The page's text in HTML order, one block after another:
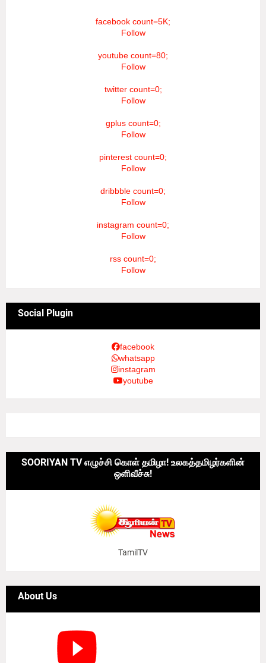
facebook count=5K;
Follow
youtube count=80;
Follow
twitter count=0;
Follow
gplus count=0;
Follow
pinterest count=0;
Follow
dribbble count=0;
Follow
instagram count=0;
Follow
rss count=0;
Follow
Social Plugin
facebook
whatsapp
instagram
youtube
SOORIYAN TV எழுச்சி கொள் தமிழா! உலகத்தமிழர்களின்
ஒளிவீச்சு!
TamilTV
About Us